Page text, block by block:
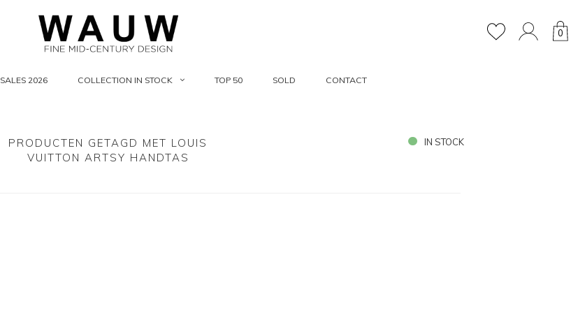
0
SALES 2026 COLLECTION IN STOCK TOP 50 SOLD CONTACT
PRODUCTEN GETAGD MET LOUIS
VUITTON ARTSY HANDTAS
IN STOCK